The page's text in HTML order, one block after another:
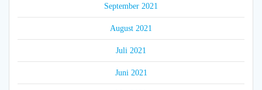
September 2021
August 2021
Juli 2021
Juni 2021